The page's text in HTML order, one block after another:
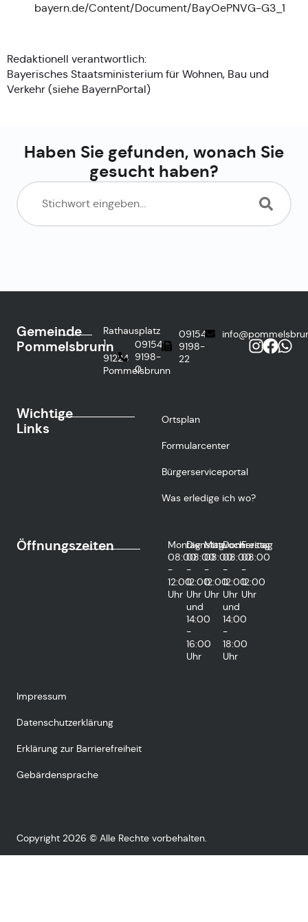
bayern.de/Content/Document/BayOePNVG-G3_1
Redaktionell verantwortlich:
Bayerisches Staatsministerium für Wohnen, Bau und
Verkehr (siehe BayernPortal)
Haben Sie gefunden, wonach Sie
gesucht haben?
Gemeinde
Pommelsbrunn
Rathausplatz
1
91224
Pommelsbrunn
09154
9198-
0
09154
9198-
22
Wichtige
Links
Ortsplan
Formularcenter
Bürgerserviceportal
Was erledige ich wo?
Öffnungszeiten
Montag
08:00
-
12:00
Uhr
Dienstag
08:00
-
12:00
Uhr
und
14:00
-
16:00
Uhr
Mittwoch
08:00
-
12:00
Uhr
Donnerstag
08:00
-
12:00
Uhr
und
14:00
-
18:00
Uhr
Freitag
08:00
-
12:00
Uhr
Impressum
Datenschutzerklärung
Erklärung zur Barrierefreiheit
Gebärdensprache
Copyright 2026 © Alle Rechte vorbehalten.